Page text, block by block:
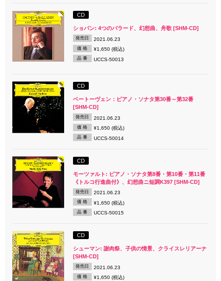
CD
ショパン: 4つのバラード、幻想曲、舟歌 [SHM-CD]
発売日 2021.06.23
価 格 ¥1,650 (税込)
品 番 UCCS-50013
CD
ベートーヴェン：ピアノ・ソナタ第30番～第32番
[SHM-CD]
発売日 2021.06.23
価 格 ¥1,650 (税込)
品 番 UCCS-50014
CD
モーツァルト: ピアノ・ソナタ第8番・第10番・第11番
《トルコ行進曲付》、幻想曲ニ短調K397 [SHM-CD]
発売日 2021.06.23
価 格 ¥1,650 (税込)
品 番 UCCS-50015
CD
シューマン: 謝肉祭、子供の情景、クライスレリアーナ
[SHM-CD]
発売日 2021.06.23
価 格 ¥1,650 (税込)